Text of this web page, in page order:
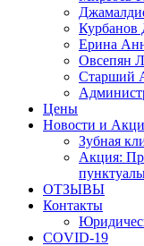
Курбанов
Ерина
Овсепян
Старший
Цены
Новости и
Зубная
Акция:
ОТЗЫВЫ
Контакты
COVID-19